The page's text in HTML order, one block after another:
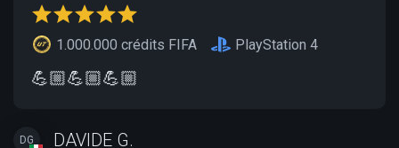
1.000.000 crédits FIFA PlayStation 4
💪🏼💪🏼💪🏼
DG DAVIDE G.